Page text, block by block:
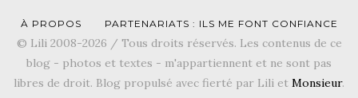
À PROPOS PARTENARIATS : ILS ME FONT CONFIANCE
© Lili 2008-2026 / Tous droits réservés. Les contenus de ce
blog - photos et textes - m'appartiennent et ne sont pas
libres de droit. Blog propulsé avec fierté par Lili et Monsieur.